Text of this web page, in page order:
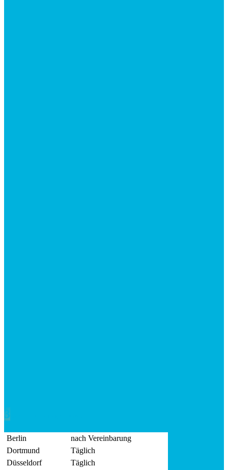
Berlin
nach Vereinbarung
Dortmund
Täglich
Düsseldorf
Täglich